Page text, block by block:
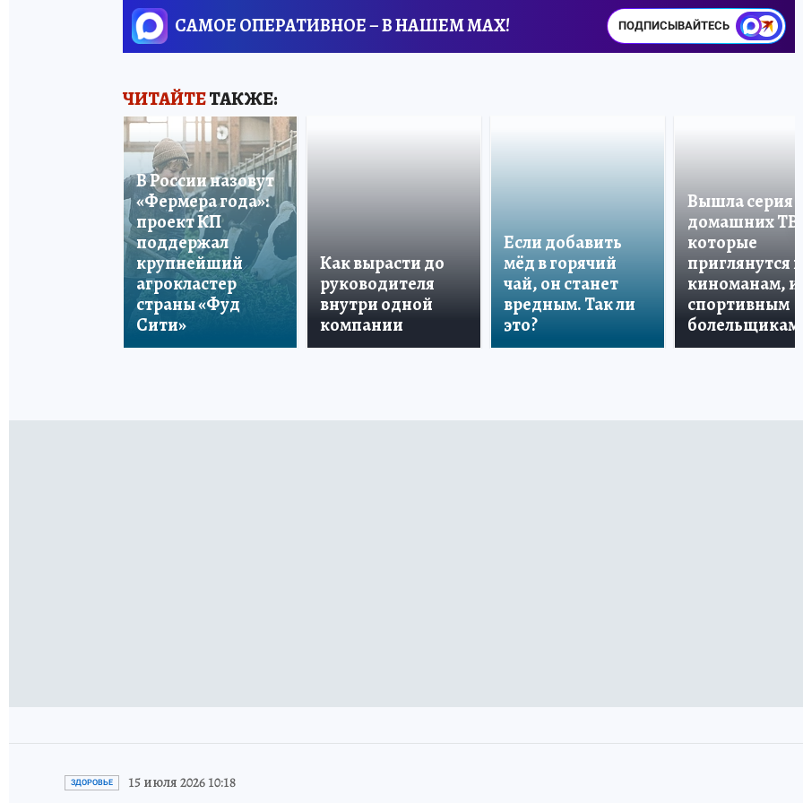
САМОЕ ОПЕРАТИВНОЕ – В НАШЕМ MAX! ПОДПИСЫВАЙТЕСЬ
ЧИТАЙТЕТАКЖЕ:
В России назовут
«Фермера года»:
проект КП
поддержал
крупнейший
агрокластер
страны «Фуд
Сити»
Как вырасти до
руководителя
внутри одной
компании
Если добавить
мёд в горячий
чай, он станет
вредным. Так ли
это?
Вышла серия
домашних ТВ,
которые
приглянутся и
киноманам, и
спортивным
болельщикам
ЗДОРОВЬЕ 15 июля 2026 10:18